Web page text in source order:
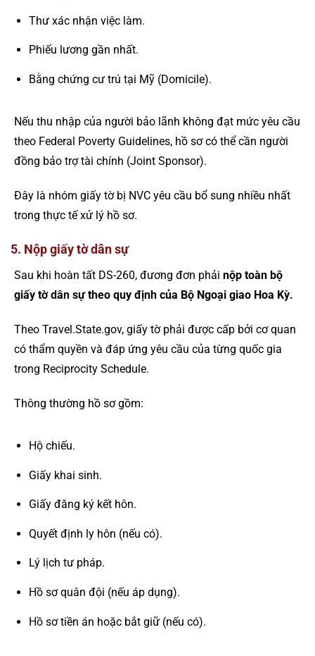
Thư xác nhận việc làm.
Phiếu lương gần nhất.
Bằng chứng cư trú tại Mỹ (Domicile).
Nếu thu nhập của người bảo lãnh không đạt mức yêu cầu
theo Federal Poverty Guidelines, hồ sơ có thể cần người
đồng bảo trợ tài chính (Joint Sponsor).
Đây là nhóm giấy tờ bị NVC yêu cầu bổ sung nhiều nhất
trong thực tế xử lý hồ sơ.
5. Nộp giấy tờ dân sự
Sau khi hoàn tất DS-260, đương đơn phải nộp toàn bộ
giấy tờ dân sự theo quy định của Bộ Ngoại giao Hoa Kỳ.
Theo Travel.State.gov, giấy tờ phải được cấp bởi cơ quan
có thẩm quyền và đáp ứng yêu cầu của từng quốc gia
trong Reciprocity Schedule.
Thông thường hồ sơ gồm:
Hộ chiếu.
Giấy khai sinh.
Giấy đăng ký kết hôn.
Quyết định ly hôn (nếu có).
Lý lịch tư pháp.
Hồ sơ quân đội (nếu áp dụng).
Hồ sơ tiền án hoặc bắt giữ (nếu có).